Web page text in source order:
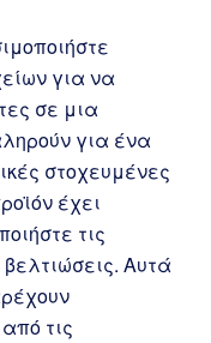
για να
σε μια
για ένα
στοχευμένες
έχει
τις
Αυτά
τις